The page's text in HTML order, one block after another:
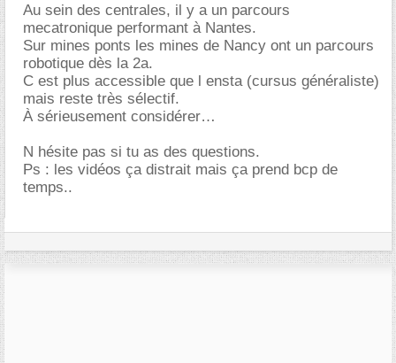
Au sein des centrales, il y a un parcours
mecatronique performant à Nantes.
Sur mines ponts les mines de Nancy ont un parcours
robotique dès la 2a.
C est plus accessible que l ensta (cursus généraliste)
mais reste très sélectif.
À sérieusement considérer
N hésite pas si tu as des questions.
Ps : les vidéos ça distrait mais ça prend bcp de
temps..